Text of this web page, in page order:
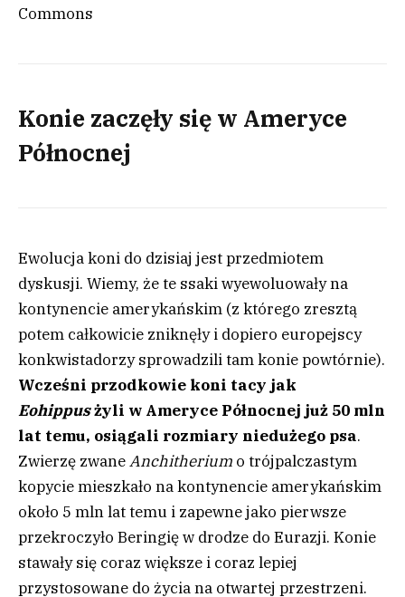
Commons
Konie zaczęły się w Ameryce
Północnej
Ewolucja koni do dzisiaj jest przedmiotem
dyskusji. Wiemy, że te ssaki wyewoluowały na
kontynencie amerykańskim (z którego zresztą
potem całkowicie zniknęły i dopiero europejscy
konkwistadorzy sprowadzili tam konie powtórnie).
Wcześni przodkowie koni tacy jak
Eohippusżyli w Ameryce Północnej już 50 mln
lat temu, osiągali rozmiary niedużego psa.
Zwierzę zwaneAnchitherium o trójpalczastym
kopycie mieszkało na kontynencie amerykańskim
około 5 mln lat temu i zapewne jako pierwsze
przekroczyło Beringię w drodze do Eurazji. Konie
stawały się coraz większe i coraz lepiej
przystosowane do życia na otwartej przestrzeni.